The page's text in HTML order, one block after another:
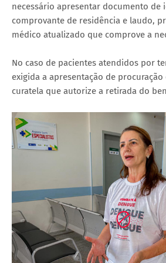
necessário apresentar documento de
comprovante de residência e laudo,
médico atualizado que comprove a
No caso de pacientes atendidos por
exigida a apresentação de
curatela que autorize a retirada do